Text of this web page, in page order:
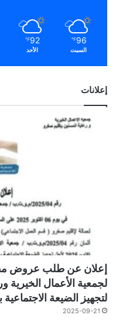
96
℉
السبت
92
℉
الأحد
إعلانات
لجمعية الأعمال الخيرية
لتجهيز الضيعة
2025-09-21